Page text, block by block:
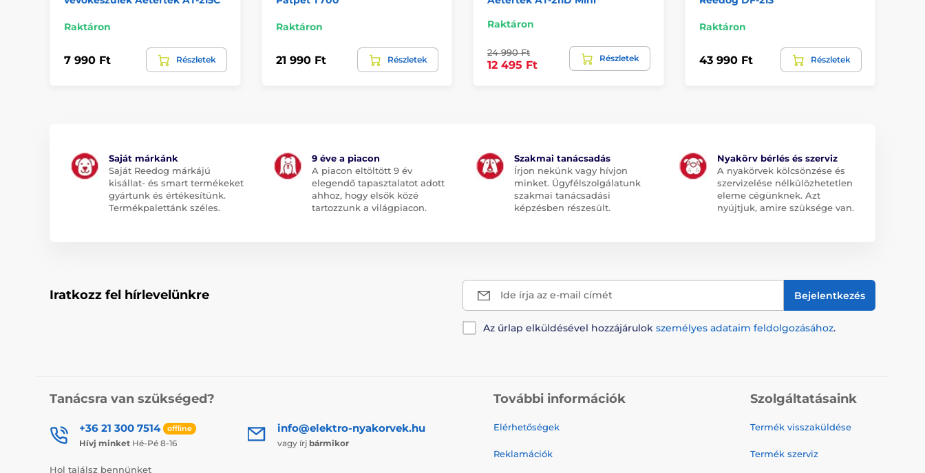
Raktáron
7 990 Ft Részletek
Raktáron
21 990 Ft Részletek
Raktáron
24 990 Ft
12 495 Ft
Részletek
Raktáron
43 990 Ft Részletek
Saját márkánk
Saját Reedog márkájú
kisállat- és smart termékeket
gyártunk és értékesítünk.
Termékpalettánk széles.
9 éve a piacon
A piacon eltöltött 9 év
elegendő tapasztalatot adott
ahhoz, hogy elsők közé
tartozzunk a világpiacon.
Szakmai tanácsadás
Írjon nekünk vagy hívjon
minket. Ügyfélszolgálatunk
szakmai tanácsadási
képzésben részesült.
Nyakörv bérlés és szerviz
A nyakörvek kölcsönzése és
szervizelése nélkülözhetetlen
eleme cégünknek. Azt
nyújtjuk, amire szüksége van.
Iratkozz fel hírlevelünkre Ide írja az e-mail címét Bejelentkezés
Az űrlap elküldésével hozzájárulok személyes adataim feldolgozásához.
Tanácsra van szükséged?
+36 21 300 7514 offline
Hívj minket Hé-Pé 8-16
info@elektro-nyakorvek.hu
vagy írj bármikor
Hol találsz bennünket
További információk
Elérhetőségek
Reklamációk
Szolgáltatásaink
Termék visszaküldése
Termék szerviz